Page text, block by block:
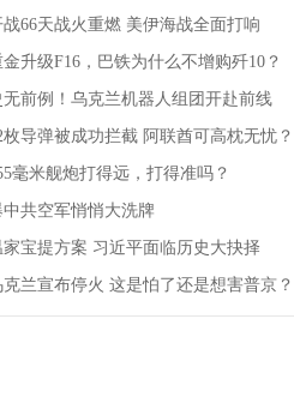
战66天战火重燃 美伊海战全面打响
金升级F16，巴铁为什么不增购歼10？
无前例！乌克兰机器人组团开赴前线
枚导弹被成功拦截 阿联酋可高枕无忧？
毫米舰炮打得远，打得准吗？
中共空军悄悄大洗牌
家宝提方案 习近平面临历史大抉择
克兰宣布停火 这是怕了还是想害普京？